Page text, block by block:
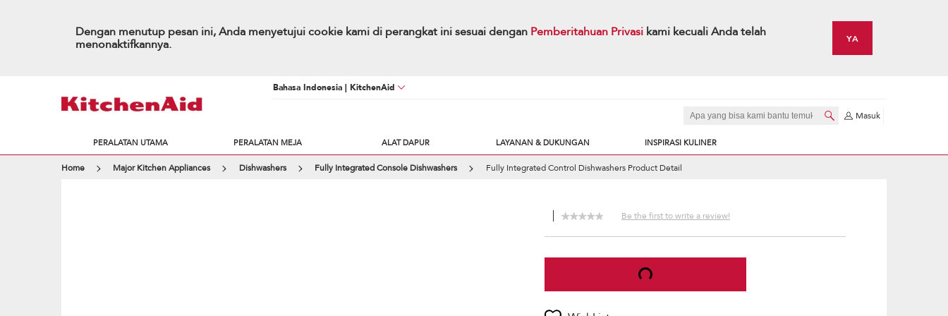
Dengan menutup pesan ini, Anda menyetujui cookie kami di perangkat ini sesuai dengan Pemberitahuan Privasi kami kecuali Anda telah
menonaktifkannya.
YA
Bahasa Indonesia | KitchenAid
Masuk
PERALATAN UTAMA PERALATAN MEJA ALAT DAPUR LAYANAN & DUKUNGAN INSPIRASI KULINER
Home Major Kitchen Appliances Dishwashers Fully Integrated Console Dishwashers Fully Integrated Control Dishwashers Product Detail
Be the first to write a review!